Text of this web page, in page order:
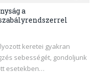
a
keretei gyakran
sebességét, gondoljunk
esetekben…